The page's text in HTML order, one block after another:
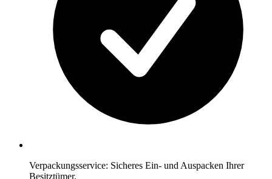
Verpackungsservice: Sicheres Ein- und Auspacken Ihrer
Besitztümer.